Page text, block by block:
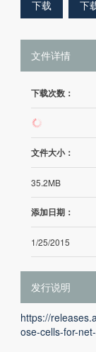
下载 下
文件详情
下载次数：
1298
文件大小：
35.2MB
添加日期：
1/25/2015
发行说明
https://
ose-cells-for-